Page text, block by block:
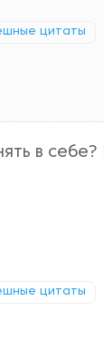
цитаты
в
цитаты